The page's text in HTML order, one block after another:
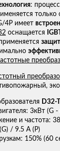
:
4P имеет
оснащается
D32-
3кВт (G -
и частота:
/ 9.5 A (P)
150% (60